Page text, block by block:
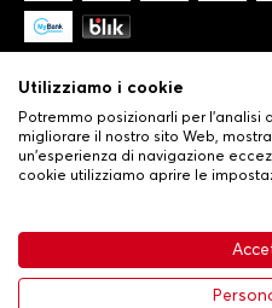
Condizioni generali di vendita
Politica sulla privacy e sui
Utilizziamo i cookie
Potremmo posizionarli per l'analisi
migliorare il nostro sito Web,
un'esperienza di navigazione
cookie utilizziamo aprire le